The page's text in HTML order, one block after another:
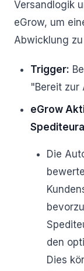
Versandlogik
eGrow, um
Abwicklung
Trigger:
"Bereit zur
eGrow
Die
den
Dies